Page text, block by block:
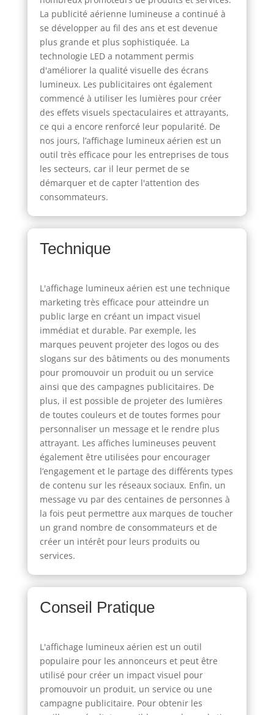
La publicité aérienne lumineuse a continué à
se développer au fil des ans et est devenue
plus grande et plus sophistiquée. La
technologie LED a notamment permis
d'améliorer la qualité visuelle des écrans
lumineux. Les publicitaires ont également
commencé à utiliser les lumières pour créer
des effets visuels spectaculaires et attrayants,
ce qui a encore renforcé leur popularité. De
nos jours, l’affichage lumineux aérien est un
outil très efficace pour les entreprises de tous
les secteurs, car il leur permet de se
démarquer et de capter l'attention des
consommateurs.
Technique
L'affichage lumineux aérien est une technique
marketing très efficace pour atteindre un
public large en créant un impact visuel
immédiat et durable. Par exemple, les
marques peuvent projeter des logos ou des
slogans sur des bâtiments ou des monuments
pour promouvoir un produit ou un service
ainsi que des campagnes publicitaires. De
plus, il est possible de projeter des lumières
de toutes couleurs et de toutes formes pour
personnaliser un message et le rendre plus
attrayant. Les affiches lumineuses peuvent
également être utilisées pour encourager
l’engagement et le partage des différents types
de contenu sur les réseaux sociaux. Enfin, un
message vu par des centaines de personnes à
la fois peut permettre aux marques de toucher
un grand nombre de consommateurs et de
créer un intérêt pour leurs produits ou
services.
Conseil Pratique
L'affichage lumineux aérien est un outil
populaire pour les annonceurs et peut être
utilisé pour créer un impact visuel pour
promouvoir un produit, un service ou une
campagne publicitaire. Pour obtenir les